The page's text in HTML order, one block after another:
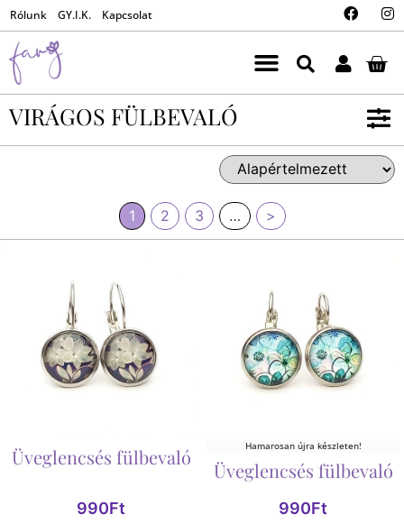
Rólunk GY.I.K. Kapcsolat
VIRÁGOS FÜLBEVALÓ
1 2 3 … >
Üveglencsés fülbevaló
990Ft
Hamarosan újra készleten!
Üveglencsés fülbevaló
990Ft